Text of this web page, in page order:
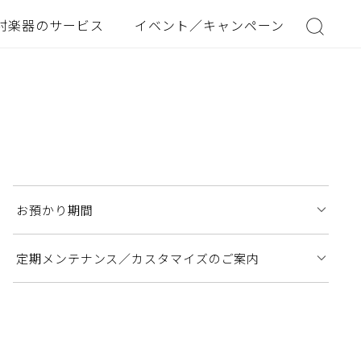
楽器のサービス イベント／キャンペーン
お預かり期間
定期メンテナンス／カスタマイズのご案内